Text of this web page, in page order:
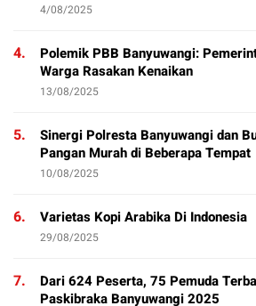
4/08/2025
4.
Polemik PBB Banyuwangi:
Warga Rasakan Kenaikan
13/08/2025
5.
Sinergi Polresta Banyuwangi dan
Pangan Murah di Beberapa Tempat
10/08/2025
6. Varietas Kopi Arabika Di Indonesia
29/08/2025
7.
Dari 624 Peserta, 75 Pemuda
Paskibraka Banyuwangi 2025